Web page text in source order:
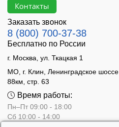
Контакты
Заказать звонок
8 (800) 700-37-38
Бесплатно по России
г. Москва, ул. Ткацкая 1
МО, г. Клин, Ленинградское шоссе
88км, стр. 63
Время работы:
Пн–Пт 09:00 - 18:00
Сб 10:00 - 14:00